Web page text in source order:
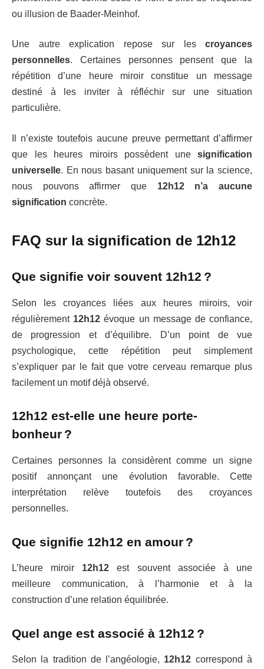
ou illusion de Baader-Meinhof.
Une autre explication repose sur les croyances
personnelles. Certaines personnes pensent que la
répétition d’une heure miroir constitue un message
destiné à les inviter à réfléchir sur une situation
particulière.
Il n’existe toutefois aucune preuve permettant d’affirmer
que les heures miroirs possèdent une signification
universelle. En nous basant uniquement sur la science,
nous pouvons affirmer que 12h12 n’a aucune
signification concrète.
FAQ sur la signification de 12h12
Que signifie voir souvent 12h12 ?
Selon les croyances liées aux heures miroirs, voir
régulièrement 12h12 évoque un message de confiance,
de progression et d’équilibre. D’un point de vue
psychologique, cette répétition peut simplement
s’expliquer par le fait que votre cerveau remarque plus
facilement un motif déjà observé.
12h12 est-elle une heure porte-
bonheur ?
Certaines personnes la considèrent comme un signe
positif annonçant une évolution favorable. Cette
interprétation relève toutefois des croyances
personnelles.
Que signifie 12h12 en amour ?
L’heure miroir 12h12 est souvent associée à une
meilleure communication, à l’harmonie et à la
construction d’une relation équilibrée.
Quel ange est associé à 12h12 ?
Selon la tradition de l’angéologie, 12h12 correspond à